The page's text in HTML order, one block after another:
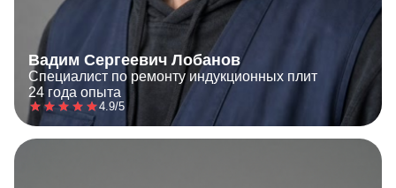
Вадим Сергеевич Лобанов
Специалист по ремонту индукционных плит
24 года опыта
4.9/5